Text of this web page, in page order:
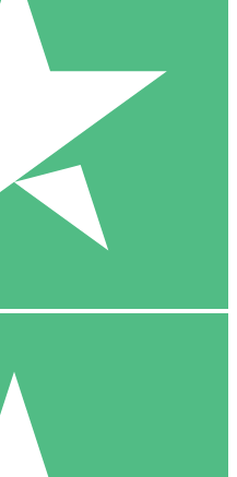
Geen maandelijkse
00
00